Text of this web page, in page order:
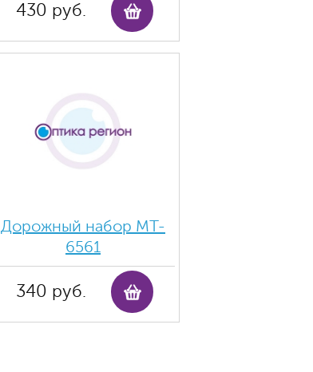
430 руб.
Дорожный набор MT-
6561
340 руб.